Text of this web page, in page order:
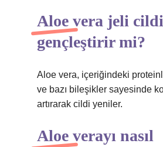
Aloe vera jeli cildi
gençleştirir mi?
Aloe vera, içeriğindeki
ve bazı bileşikler sayesinde
artırarak cildi yeniler.
Aloe verayı nasıl